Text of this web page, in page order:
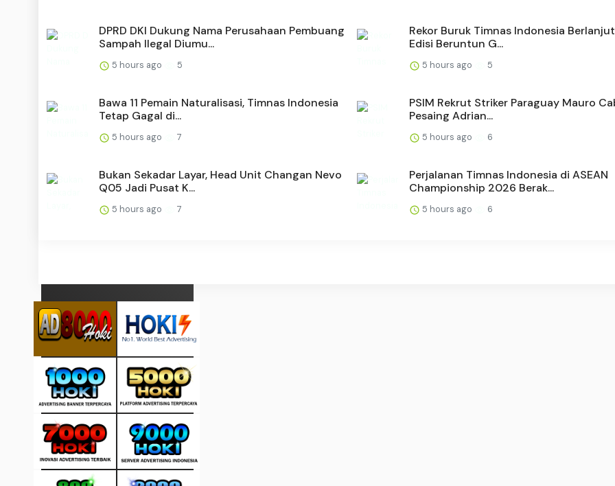
DPRD DKI Dukung Nama Perusahaan Pembuang
Sampah Ilegal Diumu...
5 hours ago 5
Rekor Buruk Timnas Indonesia
Edisi Beruntun G...
5 hours ago 5
Bawa 11 Pemain Naturalisasi, Timnas Indonesia
Tetap Gagal di...
5 hours ago 7
PSIM Rekrut Striker Paraguay Mauro
Pesaing Adrian...
5 hours ago 6
Bukan Sekadar Layar, Head Unit Changan Nevo
Q05 Jadi Pusat K...
5 hours ago 7
Perjalanan Timnas Indonesia di ASEAN
Championship 2026 Berak...
5 hours ago 6